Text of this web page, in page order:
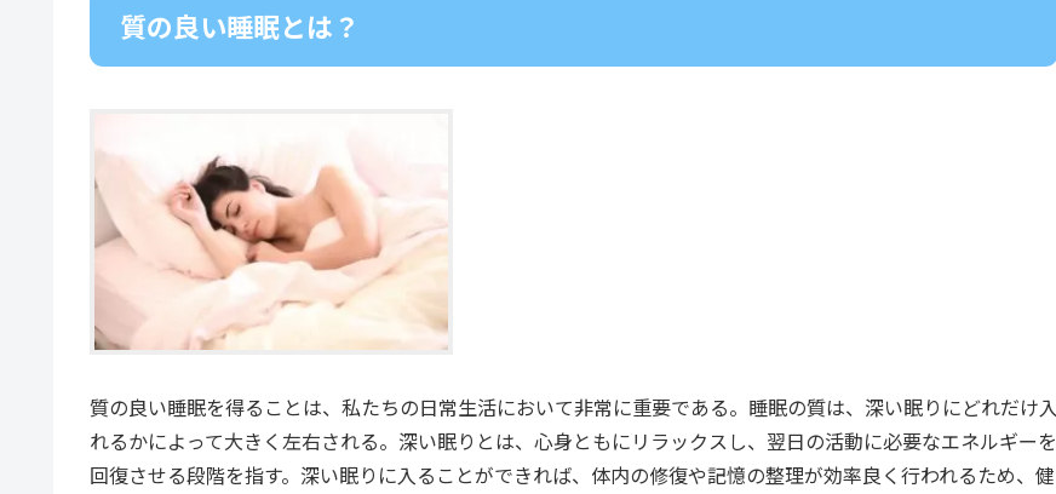
質の良い睡眠とは？
質の良い睡眠を得ることは、私たちの日常生活において非常に重要である。睡眠の質は、深い眠りにどれだけ入
れるかによって大きく左右される。深い眠りとは、心身ともにリラックスし、翌日の活動に必要なエネルギーを
回復させる段階を指す。深い眠りに入ることができれば、体内の修復や記憶の整理が効率良く行われるため、健